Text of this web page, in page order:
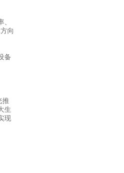
向
备
推
生
现